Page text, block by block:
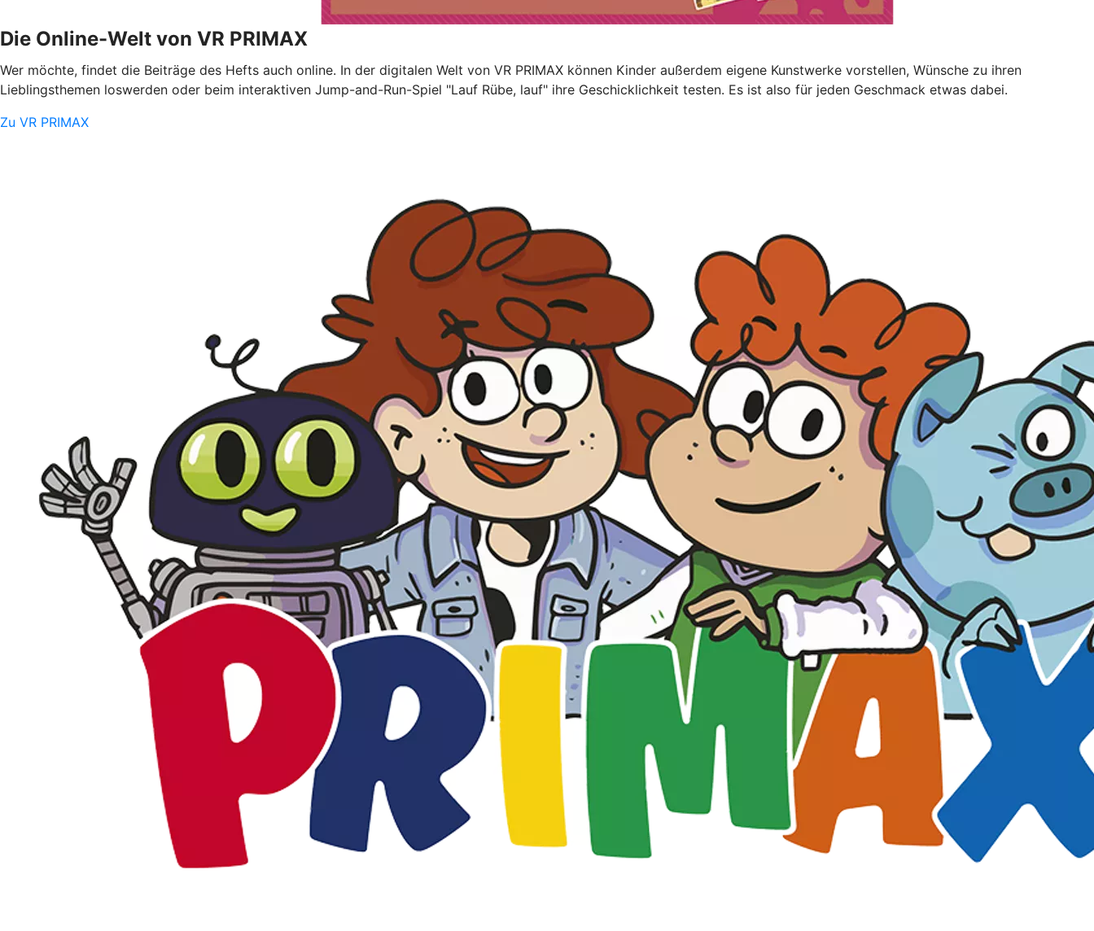
Die Online-Welt von VR PRIMAX
Wer möchte, findet die Beiträge des Hefts auch online. In der digitalen Welt von VR PRIMAX können Kinder außerdem eigene Kunstwerke vorstellen, Wünsche zu ihren
Lieblingsthemen loswerden oder beim interaktiven Jump-and-Run-Spiel "Lauf Rübe, lauf" ihre Geschicklichkeit testen. Es ist also für jeden Geschmack etwas dabei.
Zu VR PRIMAX